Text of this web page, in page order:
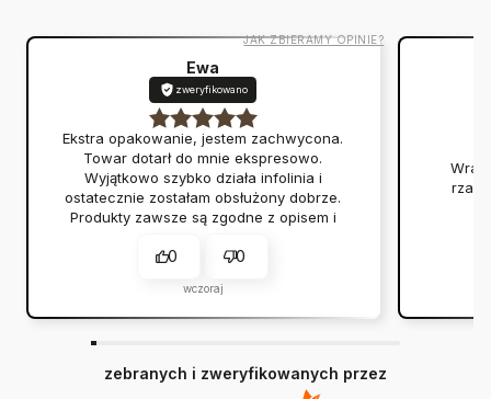
JAK ZBIERAMY OPINIE?
Ewa
zweryfikowano
Ekstra opakowanie, jestem zachwycona.
Towar dotarł do mnie ekspresowo.
Wyjątkowo szybko działa infolinia i
ostatecznie zostałam obsłużony dobrze.
Produkty zawsze są zgodne z opisem i
0 0
wczoraj
zebranych i zweryfikowanych przez